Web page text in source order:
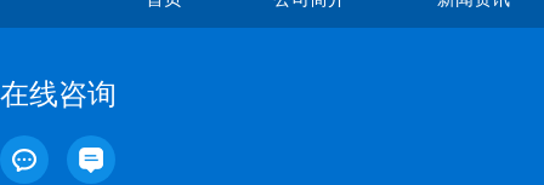
在线咨询